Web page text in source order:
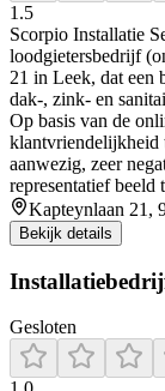
1.5
Scorpio Installatie
loodgietersbedrijf
21 in Leek, dat een
dak‑, zink‑ en
Op basis van de
klantvriendelijkheid
aanwezig, zeer
representatief beeld
Kapteynlaan 21,
Bekijk details
Gesloten